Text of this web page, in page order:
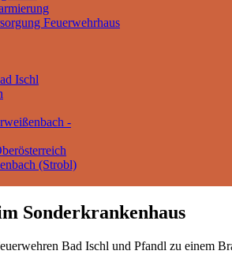
Feuerwehrhaus
Ischl
-
(Strobl)
Sonderkrankenhaus
Bad Ischl und Pfandl zu einem